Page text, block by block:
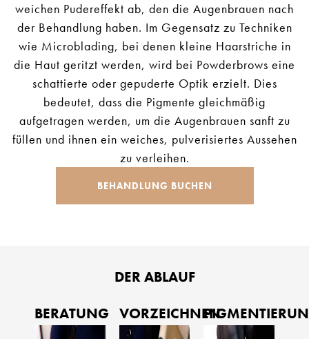
weichen Pudereffekt ab, den die Augenbrauen nach
der Behandlung haben. Im Gegensatz zu Techniken
wie Microblading, bei denen kleine Haarstriche in
die Haut geritzt werden, wird bei Powderbrows eine
schattierte oder gepuderte Optik erzielt. Dies
bedeutet, dass die Pigmente gleichmäßig
aufgetragen werden, um die Augenbrauen sanft zu
füllen und ihnen ein weiches, pulverisiertes Aussehen
zu verleihen.
BEHANDLUNG BUCHEN
DER ABLAUF
BERATUNG VORZEICHNEN